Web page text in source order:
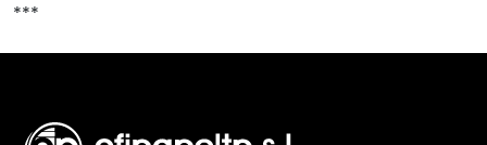
***